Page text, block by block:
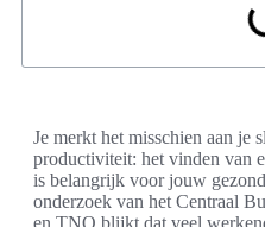
Je merkt het misschien aan je
productiviteit: het vinden van
is belangrijk voor jouw
onderzoek van het Centraal